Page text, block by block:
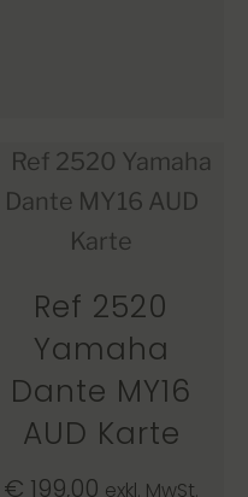
Ref 2520
Yamaha
Dante MY16
AUD Karte
€ 199,00 exkl. MwSt.